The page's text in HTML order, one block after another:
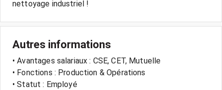
Autres informations
• Avantages salariaux : CSE, CET, Mutuelle
• Fonctions : Production & Opérations
• Statut : Employé